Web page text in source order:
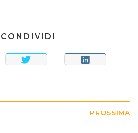
CONDIVIDI
TWEET CONDIVIDI
PROSSIMA